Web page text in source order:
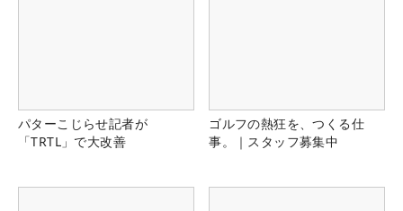
パターこじらせ記者が
「TRTL」で大改善
ゴルフの熱狂を、つくる仕
事。｜スタッフ募集中